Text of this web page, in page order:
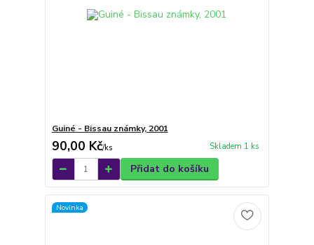
Guiné - Bissau známky, 2001
90,00 Kč/ks Skladem 1 ks
Přidat do košíku
Novinka